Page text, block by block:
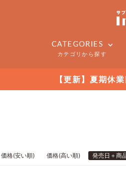
CATEGORIES
カテゴリから探す
【更新】夏期休
価格(安い順) 価格(高い順) 発売日＋商